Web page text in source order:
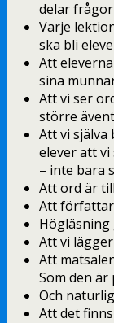
delar
Varje
ska bli
Att
sina
Att vi ser
större
Att vi själva
elever att vi
– inte bara
Att ord är
Att
Högläsning
Att vi
Att
Som den är
Och
Att det